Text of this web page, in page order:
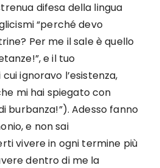
difesa della lingua
“perché devo
Per me il sale è quello
e il tuo
ignoravo l’esistenza,
mi hai spiegato con
burbanza!”). Adesso fanno
e non sai
vivere in ogni termine più
dentro di me la